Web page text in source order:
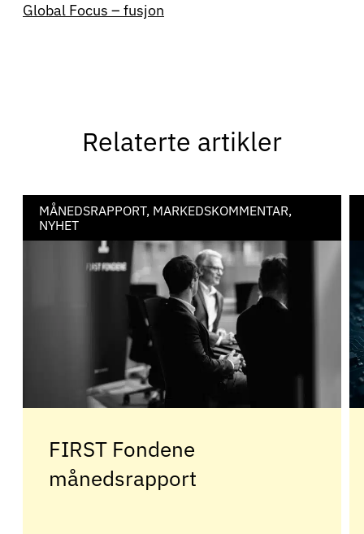
Global Focus – fusjon
Relaterte artikler
MÅNEDSRAPPORT, MARKEDSKOMMENTAR,
NYHET
FIRST Fondene
månedsrapport